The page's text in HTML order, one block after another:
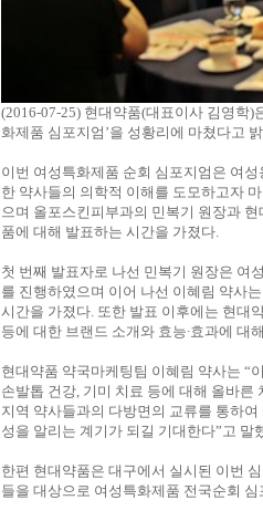
(2016-07-25) 현대약품(대표이사 김영학)
화제품 심포지엄’을 성황리에 마쳤다고
이번 여성특화제품 순회 심포지엄은 여
한 약사들의 의학적 이해를 도모하고자
으며 올포스킨피부과의 민복기 원장과
품에 대해 발표하는 시간을 가졌다.
첫 번째 발표자로 나선 민복기 원장은 여
를 진행하였으며 이어 나선 이혜림 약사
시간을 가졌다. 또한 발표 이후에는 현대
등에 대한 브랜드 소개와 효능∙효과에 대
현대약품 약국마케팅팀 이혜림 약사는 “
손발톱 건강, 기미 치료 등에 대해 올바른
지역 약사들과의 다방면의 교류를 통하
성을 알리는 계기가 되길 기대한다”고 말
한편 현대약품은 대구에서 실시된 이번
들을 대상으로 여성특화제품 전국순회